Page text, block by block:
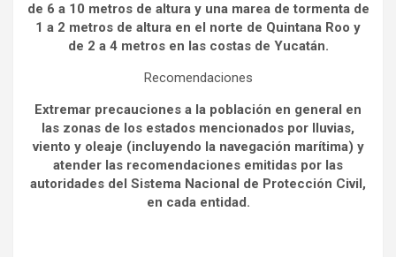
de 6 a 10 metros de altura y una marea de tormenta de
1 a 2 metros de altura en el norte de Quintana Roo y
de 2 a 4 metros en las costas de Yucatán.
Recomendaciones
Extremar precauciones a la población en general en
las zonas de los estados mencionados por lluvias,
viento y oleaje (incluyendo la navegación marítima) y
atender las recomendaciones emitidas por las
autoridades del Sistema Nacional de Protección Civil,
en cada entidad.